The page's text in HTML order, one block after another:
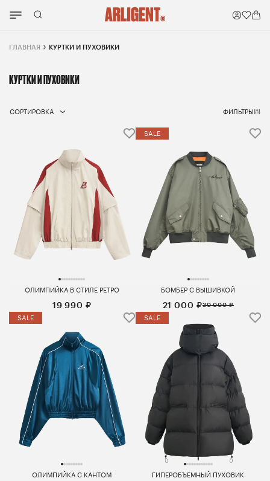
ГЛАВНАЯ КУРТКИ И ПУХОВИКИ
КУРТКИ И ПУХОВИКИ
СОРТИРОВКА ФИЛЬТРЫ
ОЛИМПИЙКА В СТИЛЕ РЕТРО
19 990 ₽
SALE
БОМБЕР С ВЫШИВКОЙ
21 000 ₽30 000 ₽
SALE
ОЛИМПИЙКА С КАНТОМ
SALE
ГИПЕРОБЪЕМНЫЙ ПУХОВИК